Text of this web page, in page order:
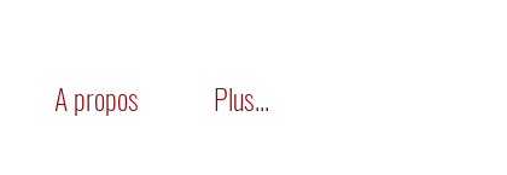
A propos Plus...